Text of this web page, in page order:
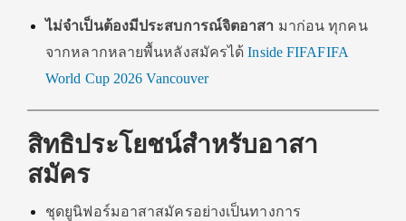
ไม่จำเป็นต้องมีประสบการณ์จิตอาสา มาก่อน ทุกคน
จากหลากหลายพื้นหลังสมัครได้Inside FIFAFIFA
World Cup 2026 Vancouver
สิทธิประโยชน์สำหรับอาสา
สมัคร
ชุดยูนิฟอร์มอาสาสมัครอย่างเป็นทางการ